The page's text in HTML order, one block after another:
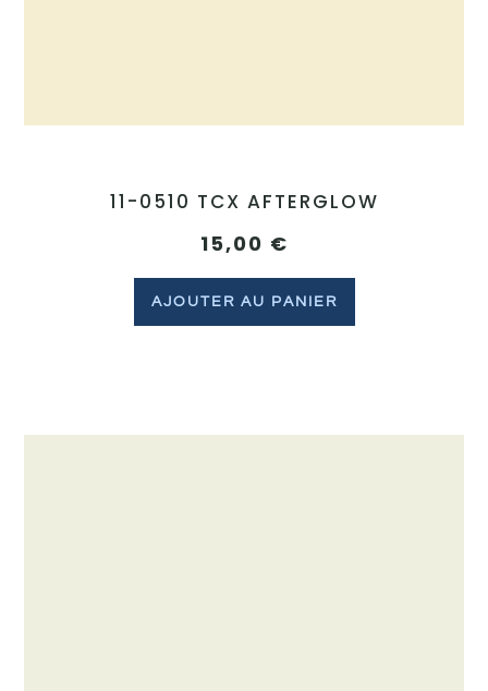
11-0510 TCX AFTERGLOW
15,00 €
AJOUTER AU PANIER